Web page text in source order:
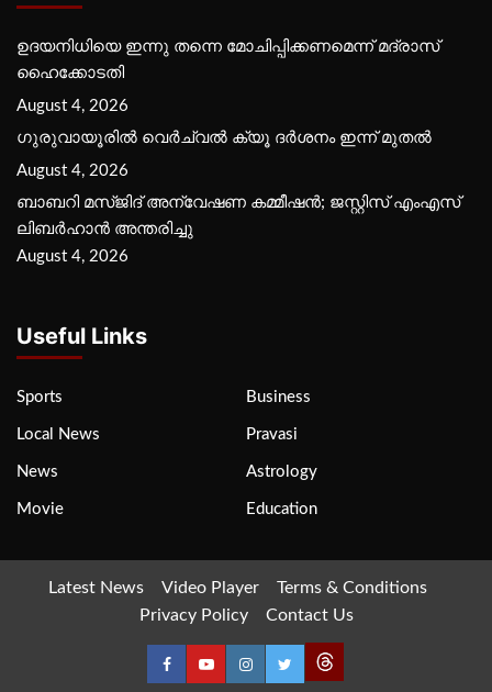
ഉദയനിധിയെ ഇന്നു തന്നെ മോചിപ്പിക്കണമെന്ന് മദ്രാസ്
ഹൈക്കോടതി
August 4, 2026
ഗുരുവായൂരില്‍ വെര്‍ച്വല്‍ ക്യൂ ദര്‍ശനം ഇന്ന് മുതല്‍
August 4, 2026
ബാബറി മസ്ജിദ് അന്വേഷണ കമ്മീഷന്‍; ജസ്റ്റിസ് എംഎസ്
ലിബര്‍ഹാന്‍ അന്തരിച്ചു
August 4, 2026
Useful Links
Sports Business
Local News Pravasi
News Astrology
Movie Education
Latest News Video Player
Terms & Conditions
Privacy Policy
Contact Us